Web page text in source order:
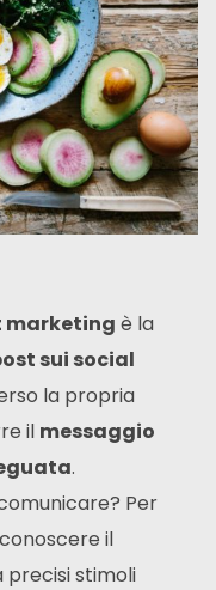
marketing è la
sui social
la propria
il messaggio
.
Per
il
precisi stimoli